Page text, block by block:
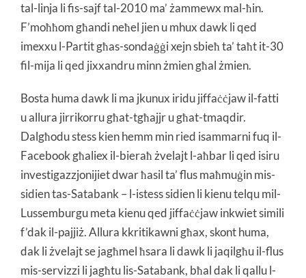
tal-linja li fis-sajf tal-2010 ma’ żammewx mal-ħin.
F’moħħom għandi neħel jien u mhux dawk li qed
imexxu l-Partit għas-sondaġġi xejn sbieħ ta’ taħt it-30
fil-mija li qed jixxandru minn żmien għal żmien.
Bosta huma dawk li ma jkunux iridu jiffaċċjaw il-fatti
u allura jirrikorru għat-tgħajjr u għat-tmaqdir.
Dalgħodu stess kien hemm min ried isammarni fuq il-
Facebook għaliex il-bieraħ żvelajt l-aħbar li qed isiru
investigazzjonijiet dwar ħasil ta’ flus maħmuġin mis-
sidien tas-Satabank – l-istess sidien li kienu telqu mil-
Lussemburgu meta kienu qed jiffaċċjaw inkwiet simili
f’dak il-pajjiż. Allura kkritikawni għax, skont huma,
dak li żvelajt se jagħmel ħsara li dawk li jaqilgħu il-flus
mis-servizzi li jagħtu lis-Satabank, bħal dak li qallu l-